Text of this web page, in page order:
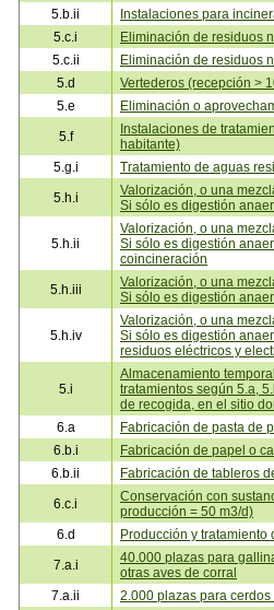
5.b.ii
Instalaciones para
5.c.i
Eliminación de residuos
5.c.ii
Eliminación de residuos
5.d
Vertederos (recepción >
5.e
Eliminación o
5.f
Instalaciones de
habitante)
5.g.i
Tratamiento de aguas
5.h.i
Valorización, o una
Si sólo es digestión
5.h.ii
Valorización, o una
Si sólo es digestión
coincineración
5.h.iii
Valorización, o una
Si sólo es digestión
5.h.iv
Valorización, o una
Si sólo es digestión
residuos eléctricos y
5.i
Almacenamiento
tratamientos según 5.a,
de recogida, en el sitio
6.a
Fabricación de pasta de
6.b.i
Fabricación de papel o
6.b.ii
Fabricación de tableros
6.c.i
Conservación con
producción = 50 m3/d)
6.d
Producción y tratamiento
7.a.i
40.000 plazas para
otras aves de corral
7.a.ii
2.000 plazas para